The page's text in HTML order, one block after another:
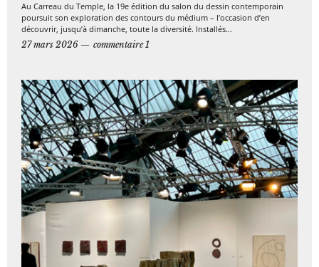
Au Carreau du Temple, la 19e édition du salon du dessin contemporain
poursuit son exploration des contours du médium – l’occasion d’en
découvrir, jusqu’à dimanche, toute la diversité. Installés...
27 mars 2026
commentaire 1